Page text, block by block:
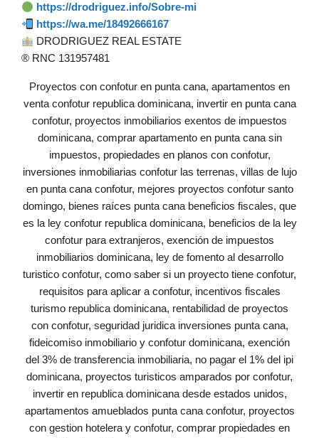
https://drodriguez.info/Sobre-mi
https://wa.me/18492666167
DRODRIGUEZ REAL ESTATE
®️ RNC 131957481
Proyectos con confotur en punta cana, apartamentos en
venta confotur republica dominicana, invertir en punta cana
confotur, proyectos inmobiliarios exentos de impuestos
dominicana, comprar apartamento en punta cana sin
impuestos, propiedades en planos con confotur,
inversiones inmobiliarias confotur las terrenas, villas de lujo
en punta cana confotur, mejores proyectos confotur santo
domingo, bienes raíces punta cana beneficios fiscales, que
es la ley confotur republica dominicana, beneficios de la ley
confotur para extranjeros, exención de impuestos
inmobiliarios dominicana, ley de fomento al desarrollo
turistico confotur, como saber si un proyecto tiene confotur,
requisitos para aplicar a confotur, incentivos fiscales
turismo republica dominicana, rentabilidad de proyectos
con confotur, seguridad juridica inversiones punta cana,
fideicomiso inmobiliario y confotur dominicana, exención
del 3% de transferencia inmobiliaria, no pagar el 1% del ipi
dominicana, proyectos turisticos amparados por confotur,
invertir en republica dominicana desde estados unidos,
apartamentos amueblados punta cana confotur, proyectos
con gestion hotelera y confotur, comprar propiedades en